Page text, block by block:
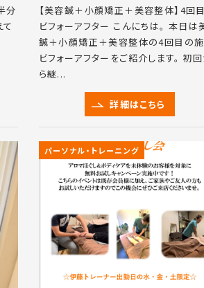
分
【美容鍼＋小顔矯正＋美容整体】4回
ビフォーアフター こんにちは。 本日は
鍼＋小顔矯正＋美容整体の4回目の
ビフォーアフターをご紹介します。 初
ら継...
詳細はこちら
パーソナル・トレーニング